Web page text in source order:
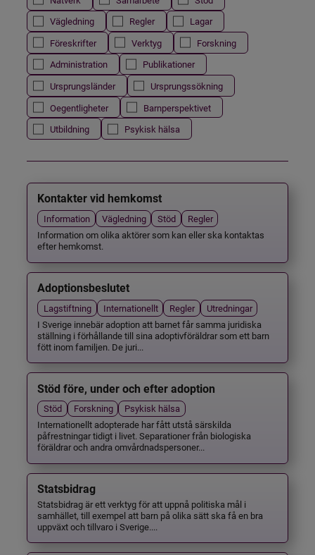
Vägledning
Regler
Lagar
Föreskrifter
Verktyg
Forskning
Administration
Publikationer
Ursprungsländer
Ursprungssökning
Oegentligheter
Barnperspektivet
Utbildning
Psykisk hälsa
Kontakter vid hemkomst
Information Vägledning Stöd
Regler
Information om olika aktörer som kan eller ska kontaktas
efter hemkomst.
Adoptionsbeslutet
Lagstiftning Internationellt Regler
Utredningar
I Sverige innebär adoption att barnet får samma juridiska
ställning i förhållande till sina adoptivföräldrar som ett barn
fött inom familjen. De juri...
Stöd före, under och efter adoption
Stöd Forskning
Psykisk hälsa
Internationellt adopterade har fått utstå särskilda
påfrestningar tidigt i livet. Separationer från biologiska
föräldrar och andra omvårdnadspersoner...
Statsbidrag
Statsbidrag är ett verktyg för att uppnå politiska mål i
samhället, till exempel att barn på olika sätt ska få en bra
uppväxt och tillvaro i Sverige....